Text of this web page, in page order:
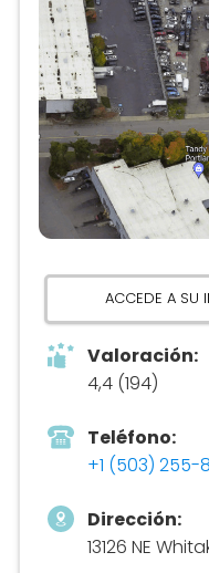
ACCEDE A SU
Valoración:
4,4 (194)
Teléfono:
+1 (503) 255-
Dirección:
13126 NE